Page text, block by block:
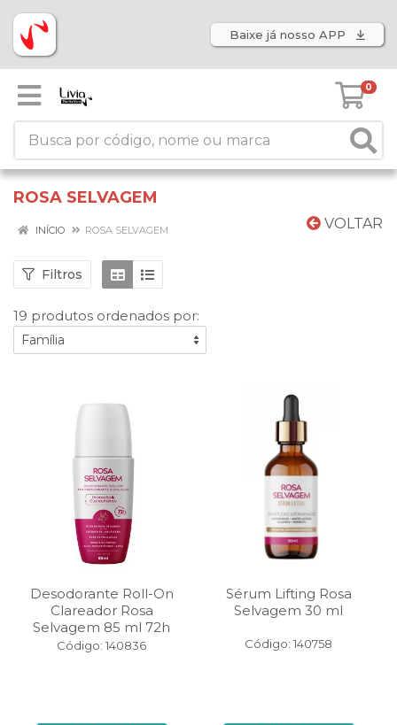
Baixe já nosso APP
0
ROSA SELVAGEM
VOLTAR
INÍCIO ROSA SELVAGEM
Filtros
19 produtos ordenados por:
Desodorante Roll-On
Clareador Rosa
Selvagem 85 ml 72h
Código: 140836
Sérum Lifting Rosa
Selvagem 30 ml
Código: 140758